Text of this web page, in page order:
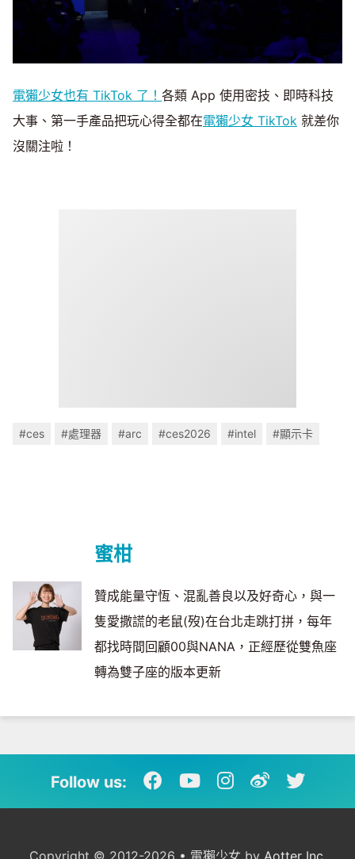
電獺少女也有 TikTok 了！ 各類 App 使用密技、即時科技
大事、第一手產品把玩心得全都在電獺少女 TikTok 就差你
沒關注啦！
#ces #處理器 #arc #ces2026 #intel #顯示卡
蜜柑
贊成能量守恆、混亂善良以及好奇心，與一
隻愛撒謊的老鼠(歿)在台北走跳打拼，每年
都找時間回顧00與NANA，正經歷從雙魚座
轉為雙子座的版本更新
Follow us: